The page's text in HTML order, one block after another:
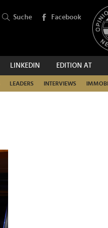
Suche Facebook
LINKEDIN EDITION AT
LEADERS INTERVIEWS
SUCHEN